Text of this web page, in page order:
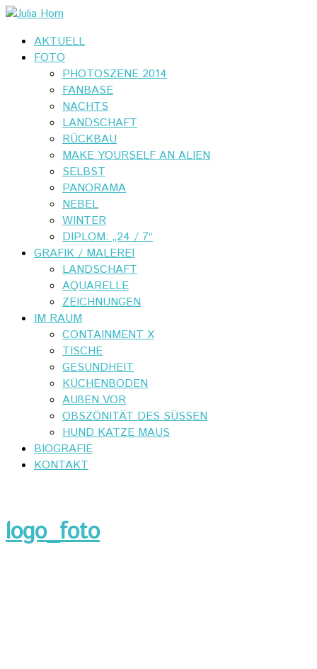
AKTUELL
FOTO
PHOTOSZENE 2014
FANBASE
NACHTS
LANDSCHAFT
RÜCKBAU
MAKE YOURSELF AN ALIEN
SELBST
PANORAMA
NEBEL
WINTER
DIPLOM: „24 / 7“
GRAFIK / MALEREI
LANDSCHAFT
AQUARELLE
ZEICHNUNGEN
IM RAUM
CONTAINMENT X
TISCHE
GESUNDHEIT
KÜCHENBODEN
AUßEN VOR
OBSZÖNITÄT DES SÜSSEN
HUND KATZE MAUS
BIOGRAFIE
KONTAKT
logo_foto